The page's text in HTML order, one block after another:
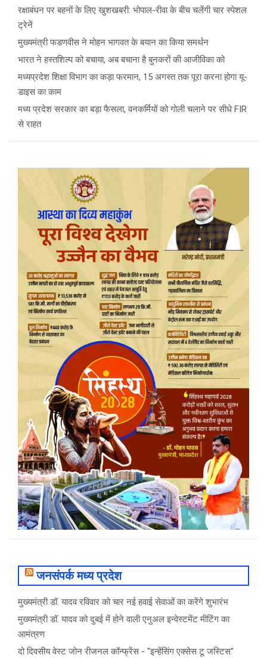
रक्षाबंधन पर बहनों के लिए खुशखबरी: भोपाल-रीवा के बीच चलेंगी चार स्पेशल
ट्रेनें
मुख्यमंत्री फडणवीस ने मोहन भागवत के बयान का किया समर्थन
भारत ने हस्तशिल्प को बचाया, अब बचाना है बुनकरों की आजीविका को
मध्यप्रदेश शिक्षा विभाग का कड़ा फरमान, 15 अगस्त तक पूरा करना होगा यू-
डाइस का काम
मध्य प्रदेश सरकार का बड़ा फैसला, वनकर्मियों को गोली चलाने पर सीधे FIR
से राहत
जनसंपर्क मध्य प्रदेश
मुख्यमंत्री डॉ. यादव रविवार को चार नई हवाई सेवाओं का करेंगे शुभारंभ
मुख्यमंत्री डॉ. यादव को दुबई में होने वाली एनुअल इन्वेस्टमेंट मीटिंग का
आमंत्रण
दो दिवसीय वेस्ट जोन रीजनल कॉन्फ्रेंस - "इन्हेंसिंग एक्सेस टू जस्टिस"